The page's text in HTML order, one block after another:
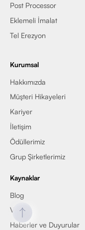
Post Processor
Eklemeli İmalat
Tel Erezyon
Kurumsal
Hakkımızda
Müşteri Hikayeleri
Kariyer
İletişim
Ödüllerimiz
Grup Şirketlerimiz
Kaynaklar
Blog
Video
Haberler ve Duyurular